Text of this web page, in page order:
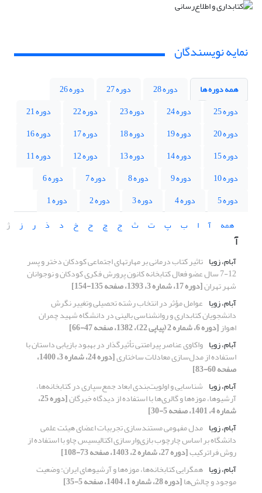
نمایه نویسندگان
همه دوره ها دوره 28 دوره 27
دوره 26
دوره 25
دوره 24 دوره 23 دوره 22
دوره 21
دوره 20
دوره 19 دوره 18 دوره 17
دوره 16
دوره 15
دوره 14 دوره 13 دوره 12
دوره 11
دوره 10
دوره 9 دوره 8 دوره 7
دوره 6
دوره 5
دوره 4 دوره 3 دوره 2
دوره 1
همه
آ ا ب پ ت ث ج چ ح خ د ذ ر ز ژ
آ
آبام، زویا تاثیر کتاب درمانی بر مهارتهای اجتماعی کودکان دختر و پسر
12-7 سال عضو فعال کتابخانه کانون پرورش فکری کودکان و نوجوانان
شهر تهران[دوره 17، شماره 3، 1393، صفحه 135-154]
آبام، زویا عوامل مؤثر در انتخاب رشته تحصیلی وتغییر نگرش
دانشجویان کتابداری و روانشناسی بالینی در دانشگاه شهید چمران
اهواز[دوره 6، شماره 2 (پیاپی 22)، 1382، صفحه 47-66]
آبام، زویا واکاوی عناصر پیرامتنی تأثیرگذار در بهبود بازیابی داستان با
استفاده از مدل‌سازی معادلات ساختاری [دوره 24، شماره 3، 1400،
صفحه 60-83]
آبام، زویا شناسایی و اولویت‌بندی ابعاد جمع‌سپاری در کتابخانه‌ها،
آرشیوها، موزه‌ها و گالری‌ها با استفاده از دیدگاه خبرگان [دوره 25،
شماره 4، 1401، صفحه 5-30]
آبام، زویا مدل مفهومی مستندسازی تجربیات اعضای هیئت علمی
دانشگاه بر اساس چارچوب بازی‌وارسازی اکتالیسیس چاو با استفاده از
روش فراترکیب[دوره 27، شماره 2، 1403، صفحه 73-108]
آبام، زویا همگرایی کتابخانه‌ها، موزه‌ها و آرشیوهای ایران: وضعیت
موجود و چالش‏‌ها[دوره 28، شماره 1، 1404، صفحه 5-35]